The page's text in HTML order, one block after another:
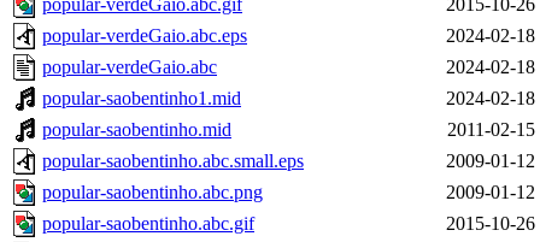
popular-verdeGaio.abc.gif
2015-10-26
popular-verdeGaio.abc.eps
2024-02-18
popular-verdeGaio.abc
2024-02-18
popular-saobentinho1.mid
2024-02-18
popular-saobentinho.mid
2011-02-15
popular-saobentinho.abc.small.eps
2009-01-12
popular-saobentinho.abc.png
2009-01-12
popular-saobentinho.abc.gif
2015-10-26